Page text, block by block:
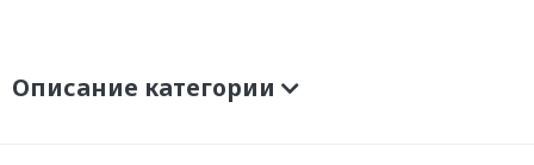
Описание категории